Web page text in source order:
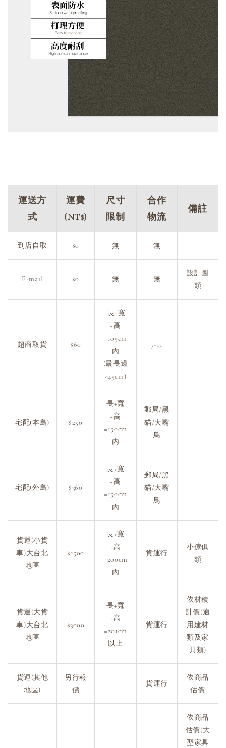
運送方
式
運費
(NT$)
尺寸
限制
合作
物流
備註
到店自取 $0 無 無
E-mail $0 無 無
設計圖
類
超商取貨 $60
長+寬
+高
=105cm
內
(最長邊
<45cm)
7-11
宅配(本島) $250
長+寬
+高
=150cm
內
郵局/黑
貓/大嘴
鳥
宅配(外島) $360
長+寬
+高
=150cm
內
郵局/黑
貓/大嘴
鳥
貨運(小貨
車)大台北
地區
$1500
長+寬
+高
=200cm
內
貨運行
小傢俱
類
貨運(大貨
車)大台北
地區
$3000
長+寬
+高
=201cm
以上
貨運行
依材積
計價(適
用建材
類及家
具類)
貨運(其他
地區)
另行報
價
貨運行
依商品
估價
依商品
估價(大
型家具